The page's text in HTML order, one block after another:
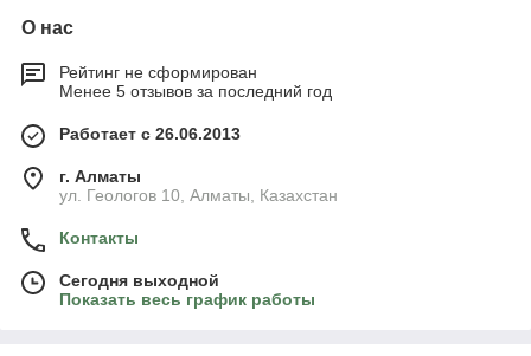
О нас
Рейтинг не сформирован
Менее 5 отзывов за последний год
Работает с 26.06.2013
г. Алматы
ул. Геологов 10, Алматы, Казахстан
Контакты
Сегодня выходной
Показать весь график работы